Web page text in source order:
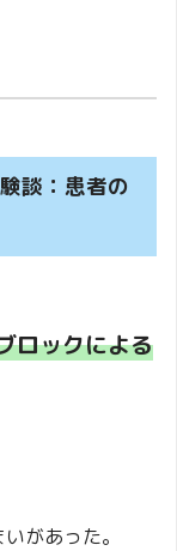
談：患者の
ロックによる
があった。